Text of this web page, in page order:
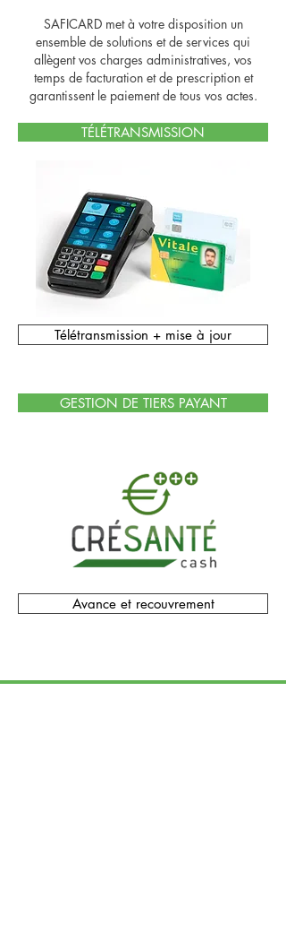
SAFICARD met à votre disposition un
ensemble de solutions et de services qui
allègent vos charges administratives, vos
temps de facturation et de prescription et
garantissent le paiement de tous vos actes.
TÉLÉTRANSMISSION
Télétransmission + mise à jour
GESTION DE TIERS PAYANT
Avance et recouvrement